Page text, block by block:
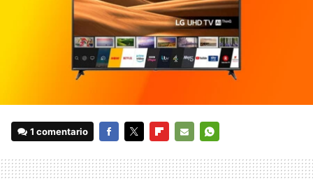
1 comentario
MAIL